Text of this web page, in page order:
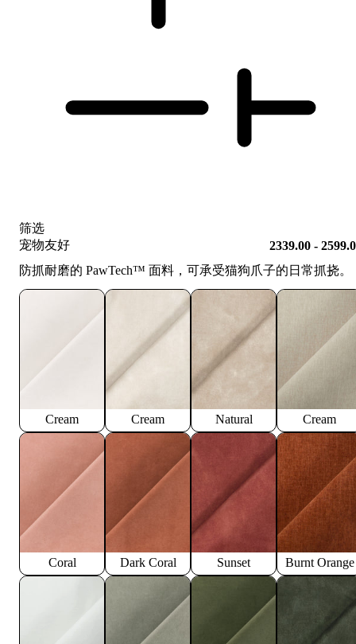
筛选
宠物友好
2339.00 -
防抓耐磨的 PawTech™️ 面料，可承受猫狗爪子的日常抓挠。
Cream Cream Natural Cream
Coral Dark Coral Sunset Burnt Orange